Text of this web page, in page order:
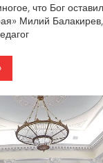
что Бог
Милий